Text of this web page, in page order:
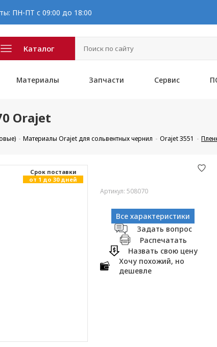
ПН-ПТ с 09:00 до 18:00
Каталог
Материалы Запчасти Сервис
Orajet
Материалы Orajet для сольвентных чернил Orajet 3551
Cрок поставки
от 1 до 30 дней
Артикул: 508070
Все характеристики
Задать вопрос
Распечатать
Назвать свою цену
Хочу похожий, но
дешевле